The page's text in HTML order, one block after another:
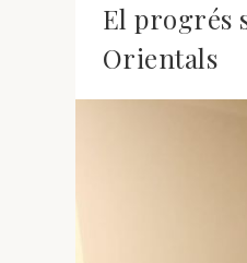
El progrés
Orientals